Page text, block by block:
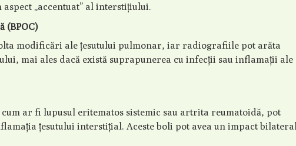
„accentuat” al interstițiului.
(BPOC)
modificări ale țesutului pulmonar, iar radiografiile pot arăta
mai ales dacă există suprapunerea cu infecții sau inflamații ale
ar fi lupusul eritematos sistemic sau artrita reumatoidă, pot
țesutului interstițial. Aceste boli pot avea un impact